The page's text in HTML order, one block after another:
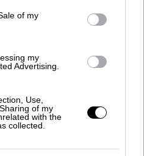
of my
my
Advertising.
Use,
of my
with the
collected.
παραγωγού και
πως σημαντικά θα
οφειλή
τα
στην